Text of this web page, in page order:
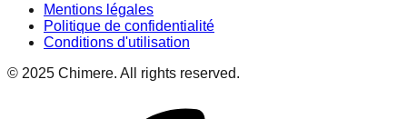
Mentions légales
Politique de confidentialité
Conditions d'utilisation
© 2025 Chimere. All rights reserved.